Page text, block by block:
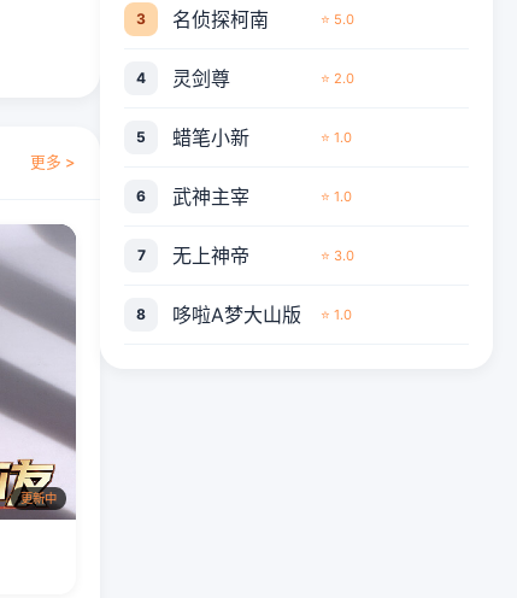
更多 >
更新中
3 名侦探柯南 ⭐ 5.0
4 灵剑尊 ⭐ 2.0
5 蜡笔小新 ⭐ 1.0
6 武神主宰 ⭐ 1.0
7 无上神帝 ⭐ 3.0
8 哆啦A梦大山版 ⭐ 1.0